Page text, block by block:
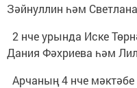
Зәйнуллин һәм
2 нче урында Иске
Дания Фәхриева һәм
Арчаның 4 нче